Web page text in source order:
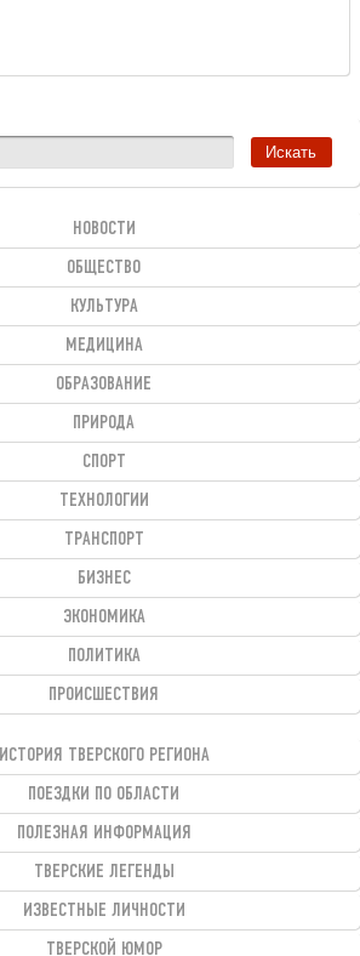
НОВОСТИ
ОБЩЕСТВО
КУЛЬТУРА
МЕДИЦИНА
ОБРАЗОВАНИЕ
ПРИРОДА
СПОРТ
ТЕХНОЛОГИИ
ТРАНСПОРТ
БИЗНЕС
ЭКОНОМИКА
ПОЛИТИКА
ПРОИСШЕСТВИЯ
ИСТОРИЯ ТВЕРСКОГО РЕГИОНА
ПОЕЗДКИ ПО ОБЛАСТИ
ПОЛЕЗНАЯ ИНФОРМАЦИЯ
ТВЕРСКИЕ ЛЕГЕНДЫ
ИЗВЕСТНЫЕ ЛИЧНОСТИ
ТВЕРСКОЙ ЮМОР